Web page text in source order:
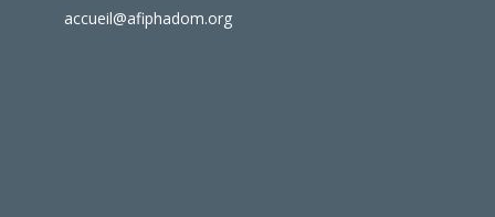
accueil@afiphadom.org